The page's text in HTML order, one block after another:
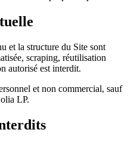
et la structure du Site sont
scraping, réutilisation
autorisé est interdit.
et non commercial, sauf
LP.